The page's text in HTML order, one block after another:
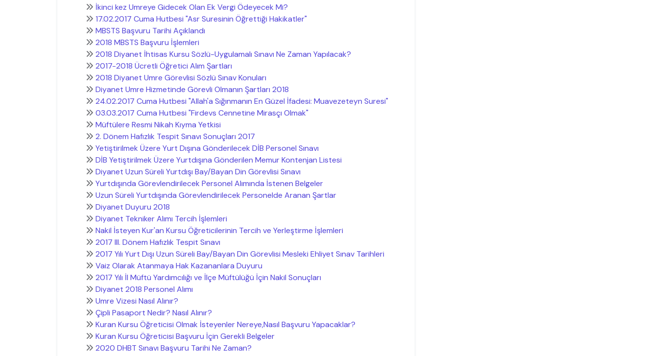
İkinci kez Umreye Gidecek Olan Ek Vergi Ödeyecek Mi?
17.02.2017 Cuma Hutbesi "Asr Suresinin Öğrettiği Hakikatler"
MBSTS Başvuru Tarihi Açıklandı
2018 MBSTS Başvuru İşlemleri
2018 Diyanet İhtisas Kursu Sözlü-Uygulamalı Sınavı Ne Zaman Yapılacak?
2017-2018 Ücretli Öğretici Alım Şartları
2018 Diyanet Umre Görevlisi Sözlü Sınav Konuları
Diyanet Umre Hizmetinde Görevli Olmanın Şartları 2018
24.02.2017 Cuma Hutbesi "Allah'a Sığınmanın En Güzel İfadesi: Muavezeteyn Suresi"
03.03.2017 Cuma Hutbesi "Firdevs Cennetine Mirasçı Olmak"
Müftülere Resmi Nikah Kıyma Yetkisi
2. Dönem Hafızlık Tespit Sınavı Sonuçları 2017
Yetiştirilmek Üzere Yurt Dışına Gönderilecek DİB Personel Sınavı
DİB Yetiştirilmek Üzere Yurtdışına Gönderilen Memur Kontenjan Listesi
Diyanet Uzun Süreli Yurtdışı Bay/Bayan Din Görevlisi Sınavı
Yurtdışında Görevlendirilecek Personel Alımında İstenen Belgeler
Uzun Süreli Yurtdışında Görevlendirilecek Personelde Aranan Şartlar
Diyanet Duyuru 2018
Diyanet Tekniker Alımı Tercih İşlemleri
Nakil İsteyen Kur'an Kursu Öğreticilerinin Tercih ve Yerleştirme İşlemleri
2017 III. Dönem Hafızlık Tespit Sınavı
2017 Yılı Yurt Dışı Uzun Süreli Bay/Bayan Din Görevlisi Mesleki Ehliyet Sınav Tarihleri
Vaiz Olarak Atanmaya Hak Kazananlara Duyuru
2017 Yılı İl Müftü Yardımcılığı ve İlçe Müftülüğü İçin Nakil Sonuçları
Diyanet 2018 Personel Alımı
Umre Vizesi Nasıl Alınır?
Çipli Pasaport Nedir? Nasıl Alınır?
Kuran Kursu Öğreticisi Olmak İsteyenler Nereye,Nasıl Başvuru Yapacaklar?
Kuran Kursu Öğreticisi Başvuru İçin Gerekli Belgeler
2020 DHBT Sınavı Başvuru Tarihi Ne Zaman?